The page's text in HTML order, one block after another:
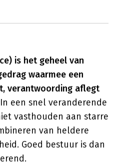
is het geheel van
waarmee een
verantwoording aflegt
In een snel veranderende
vasthouden aan starre
van heldere
Goed bestuur is dan